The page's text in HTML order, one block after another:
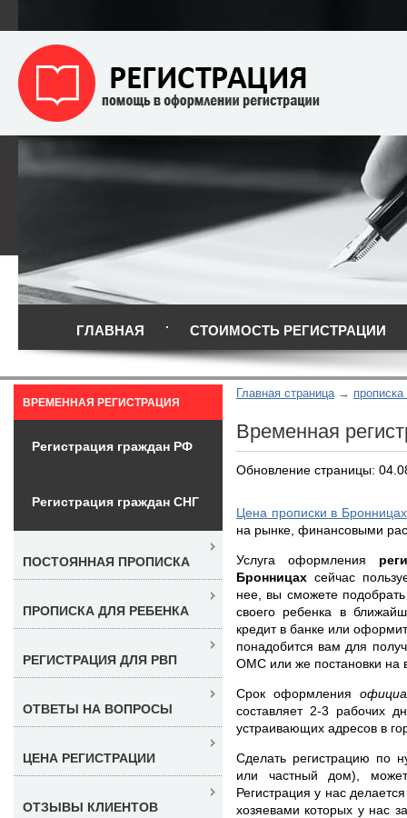
ГЛАВНАЯ СТОИМОСТЬ РЕГИСТРАЦИИ
Главная страница
Временная
Обновление страницы:
Цена прописки в Бронницах
на рынке, финансовыми
Услуга оформления
Бронницах сейчас
нее, вы сможете
своего ребенка в
кредит в банке или
понадобится вам для
ОМС или же постановки на
Срок оформления
составляет 2-3 рабочих
устраивающих адресов в
Сделать регистрацию по
или частный дом),
Регистрация у нас
хозяевами которых у нас
ВРЕМЕННАЯ РЕГИСТРАЦИЯ
Регистрация граждан РФ
Регистрация граждан СНГ
ПОСТОЯННАЯ ПРОПИСКА
ПРОПИСКА ДЛЯ РЕБЕНКА
РЕГИСТРАЦИЯ ДЛЯ РВП
ОТВЕТЫ НА ВОПРОСЫ
ЦЕНА РЕГИСТРАЦИИ
ОТЗЫВЫ КЛИЕНТОВ